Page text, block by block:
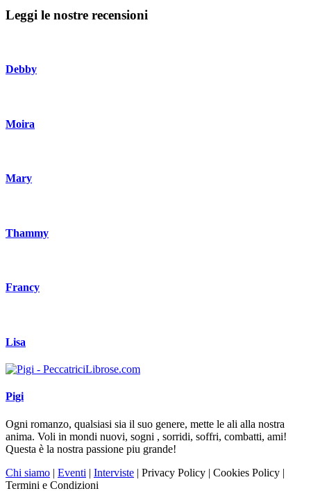
Leggi le nostre recensioni
Debby
Moira
Mary
Thammy
Francy
Lisa
Pigi
Ogni romanzo, qualsiasi sia il suo genere, mette le ali alla nostra
anima. Voli in mondi nuovi, sogni , sorridi, soffri, combatti, ami!
Questa è la nostra passione piu grande!
Chi siamo | Eventi | Interviste | Privacy Policy | Cookies Policy |
Termini e Condizioni